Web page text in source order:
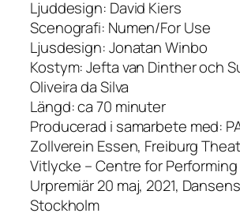
Ljuddesign: David Kiers
Scenografi: Numen/For Use
Ljusdesign: Jonatan Winbo
Kostym: Jefta van Dinther och
Oliveira da Silva
Längd: ca 70 minuter
Producerad i samarbete med:
Zollverein Essen, Freiburg
Vitlycke – Centre for
Urpremiär 20 maj, 2021,
Stockholm